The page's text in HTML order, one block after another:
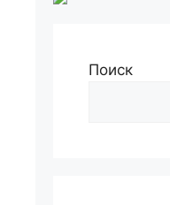
Поиск